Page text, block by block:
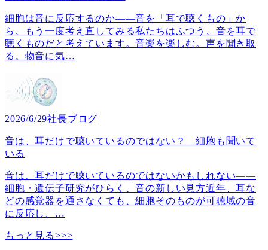
細胞は音に反応するのか――音を「耳で聴くもの」か
ら、もう一度考え直してみる私たちはふつう、音を耳で
聴くものだと考えています。音楽を楽しむ。声を聞き取
る。物音に気…
2026/6/29社長ブログ
音は、耳だけで聴いているのではない？ 細胞も聞いて
いる
音は、耳だけで聴いているのではないかもしれない――
細胞・遺伝子研究がひらく、音の新しい見方近年、耳な
どの感覚器を通さなくても、細胞そのものが可聴域の音
に反応し、 …
もっと見る>>>